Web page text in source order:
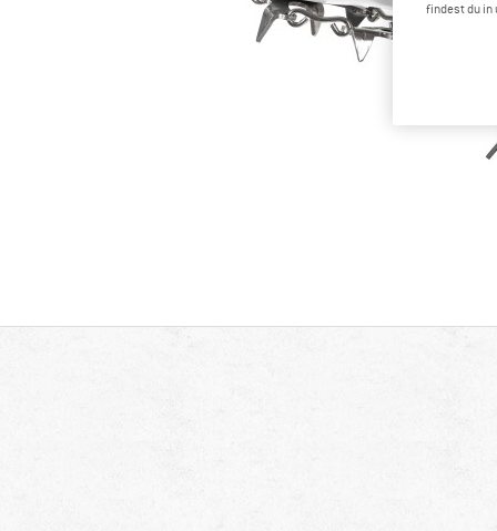
findest du in